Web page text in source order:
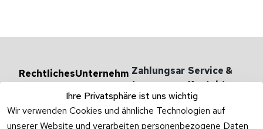
Ihre Privatsphäre ist uns wichtig
Wir verwenden Cookies und ähnliche Technologien auf
unserer Website und verarbeiten personenbezogene Daten
Rechtliches
Impressum
Datenschutzer
Unternehm
en
Versandarten
& -kosten
Zahlungsar
ten
Service &
Kontakt
Haben